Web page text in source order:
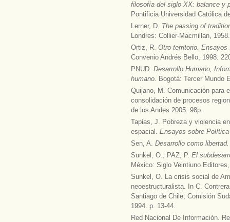
filosofía del siglo XX: balance y
Pontificia Universidad Católica
Lerner, D. The passing of
Londres: Collier-Macmillan,
Ortiz, R. Otro territorio. Ensayos
Convenio Andrés Bello, 1998.
PNUD. Desarrollo Humano,
humano. Bogotá: Tercer Mundo
Quijano, M. Comunicación para
consolidación de procesos
de los Andes 2005. 98p.
Tapias, J. Pobreza y violencia
espacial. Ensayos sobre
Sen, A. Desarrollo como
Sunkel, O., PAZ, P. El
México: Siglo Veintiuno
Sunkel, O. La crisis social de
neoestructuralista. In C.
Santiago de Chile, Comisión
1994. p. 13-44.
Red Nacional De Información.